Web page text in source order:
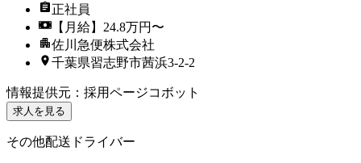
正社員
【月給】24.8万円〜
佐川急便株式会社
千葉県習志野市茜浜3-2-2
情報提供元 ： 採用ページコボット
求人を見る
その他配送ドライバー